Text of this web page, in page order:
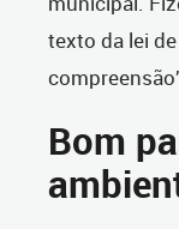
texto da lei
Bom